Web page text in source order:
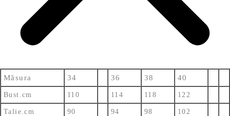
Măsura 34 36 38 40
Bust.cm 110 114 118 122
Talie.cm 90 94 98 102